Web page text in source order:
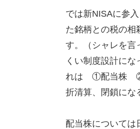
では新NISAに参
た銘柄との税の相
す。（シャレを言
くい制度設計に
れは ①配当株 ②
折清算、閉鎖にな
配当株については